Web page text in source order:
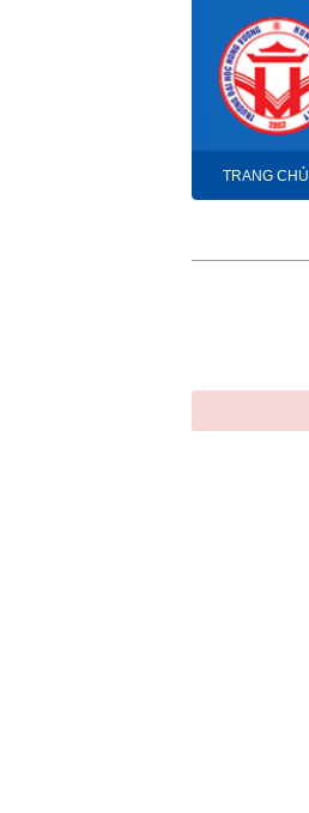
TRANG CHỦ